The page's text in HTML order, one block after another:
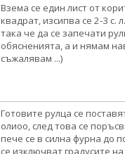
Взема се един лист от
квадрат, изсипва се 2-3 с.
така че да се запечати
обясненията, а и нямам
съжалявам ...)
Готовите рулца се
олиоо, след това се
пече се в силна фурна до
се изключват градусите